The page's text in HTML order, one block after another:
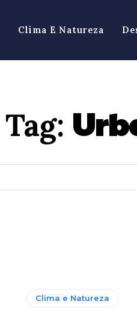
Clima E Natureza
Tag:
Clima e Natureza